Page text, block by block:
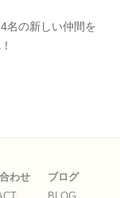
名の新しい仲間を
わせ
ブログ